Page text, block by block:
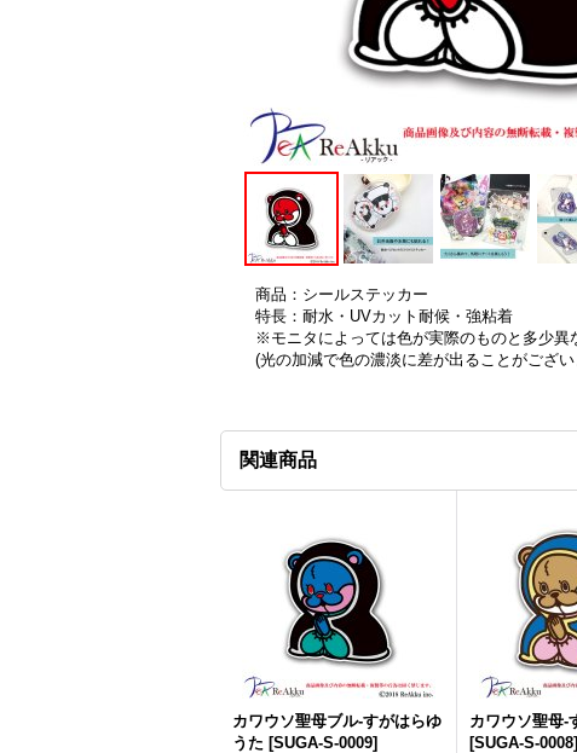
商品：シールステッカー
特長：耐水・UVカット耐候・強粘着
※モニタによっては色が実際のものと多少異
(光の加減で色の濃淡に差が出ることがござい
関連商品
カワウソ聖母ブル-すがはらゆ
うた [SUGA-S-0009]
カワウソ聖母-
[SUGA-S-0008]